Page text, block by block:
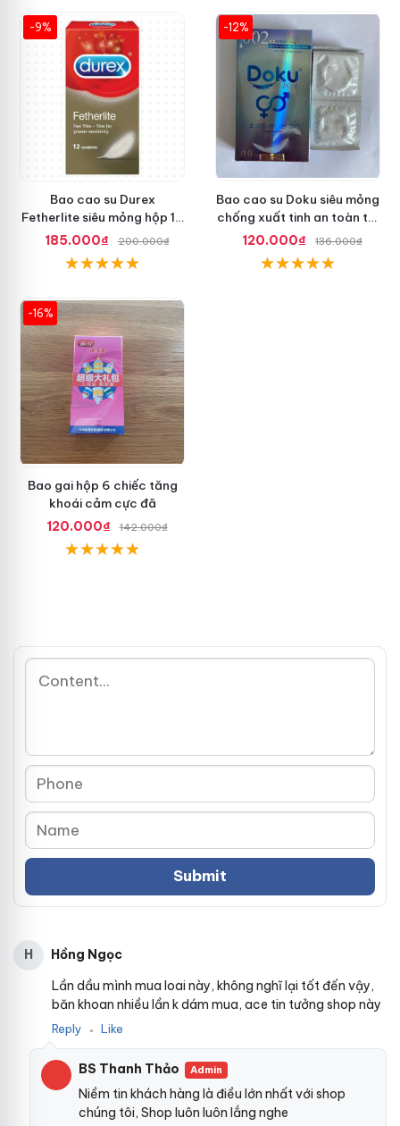
-9%
Bao cao su Durex
Fetherlite siêu mỏng hộp 12
cái, an toàn
185.000₫ 200.000₫
-12%
Bao cao su Doku siêu mỏng
chống xuất tinh an toàn tối
ưu
120.000₫ 136.000₫
-16%
Bao gai hộp 6 chiếc tăng
khoái cảm cực đã
120.000₫
142.000₫
H
Hồng Ngọc
Lần dầu mình mua loai này, không nghĩ lại tốt đến vậy,
băn khoan nhiều lần k dám mua, ace tin tưởng shop này
Reply ● Like
BS Thanh Thảo Admin
Niềm tin khách hàng là điều lớn nhất với shop
chúng tôi, Shop luôn luôn lắng nghe